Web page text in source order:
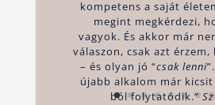
kompetens a saját
megint megkérdezi,
vagyok. És akkor már
válaszon, csak azt érzem,
– és olyan jó “csak lenni
újabb alkalom már kicsit
ból folytatódik.”